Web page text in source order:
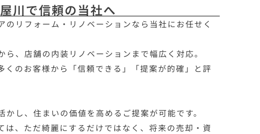
川で信頼の当社へ
リフォーム・リノベーションなら当社にお任せく
、店舗の内装リノベーションまで幅広く対応。
のお客様から「信頼できる」「提案が的確」と評
し、住まいの価値を高めるご提案が可能です。
は、ただ綺麗にするだけではなく、将来の売却・資